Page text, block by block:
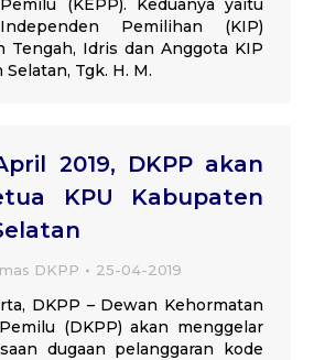
(KEPP). Keduanya yaitu
Pemilihan (KIP)
Tengah, Idris dan Anggota KIP
Tgk. H. M.
2019, DKPP akan
KPU Kabupaten
DKPP 25-04-2019
DKPP – Dewan Kehormatan
(DKPP) akan menggelar
dugaan pelanggaran kode